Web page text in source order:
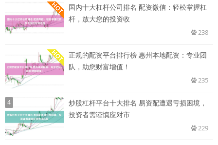
国内十大杠杆公司排名 配资微信：轻松掌握杠
杆，放大您的投资收
238
正规的配资平台排行榜 惠州本地配资：专业团
队，助您财富增值！
235
4
炒股杠杆平台十大排名 易资配遭遇亏损困境，
投资者需谨慎应对市
229